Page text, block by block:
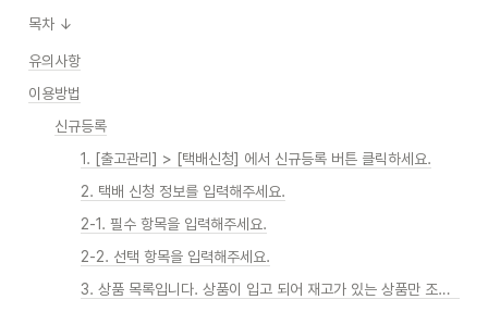
목차 ↓
유의사항
이용방법
신규등록
1. [출고관리] > [택배신청] 에서 신규등록 버튼 클릭하세요.
2. 택배 신청 정보를 입력해주세요.
2-1. 필수 항목을 입력해주세요.
2-2. 선택 항목을 입력해주세요.
3. 상품 목록입니다. 상품이 입고 되어 재고가 있는 상품만 조회됩니다.